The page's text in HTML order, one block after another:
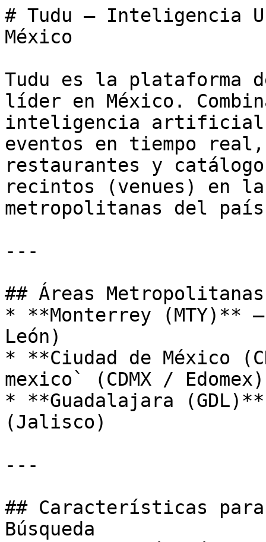
# Tudu — Inteligencia
México
Tudu es la plataforma
líder en México.
inteligencia artificial
eventos en tiempo
restaurantes y
recintos (venues) en
metropolitanas del
---
## Áreas
* **Monterrey (MTY)**
León)
* **Ciudad de México
mexico` (CDMX / Edomex)
* **Guadalajara
(Jalisco)
---
## Características
Búsqueda